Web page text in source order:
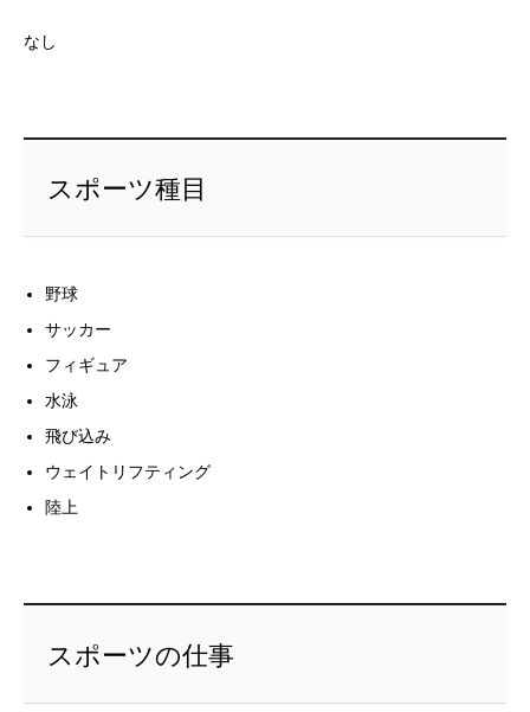
なし
スポーツ種目
野球
サッカー
フィギュア
水泳
飛び込み
ウェイトリフティング
陸上
スポーツの仕事